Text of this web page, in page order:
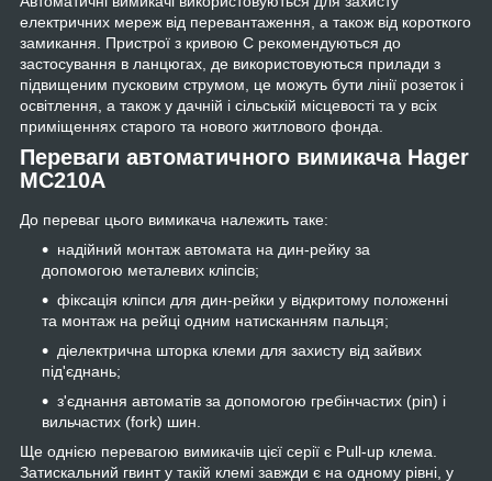
електричних мереж від перевантаження, а також від короткого
замикання. Пристрої з кривою C рекомендуються до
застосування в ланцюгах, де використовуються прилади з
підвищеним пусковим струмом, це можуть бути лінії розеток і
освітлення, а також у дачній і сільській місцевості та у всіх
приміщеннях старого та нового житлового фонда.
Переваги автоматичного вимикача Hager
MC210A
До переваг цього вимикача належить таке:
надійний монтаж автомата на дин-рейку за
допомогою металевих кліпсів;
фіксація кліпси для дин-рейки у відкритому положенні
та монтаж на рейці одним натисканням пальця;
діелектрична шторка клеми для захисту від зайвих
під'єднань;
з'єднання автоматів за допомогою гребінчастих (pin) і
вильчастих (fork) шин.
Ще однією перевагою вимикачів цієї серії є Pull-up клема.
Затискальний гвинт у такій клемі завжди є на одному рівні, у